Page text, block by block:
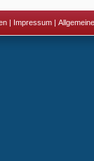
| Impressum|